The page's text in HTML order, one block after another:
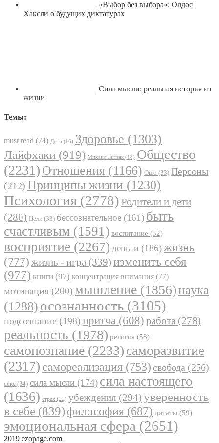
«Выбор без выбора»: Олдос
Хаксли о будущих диктатурах
Сила мысли: реальная история из
жизни
Темы:
must read (74) Дети (16) Здоровье (1303)
Лайфхаки (919) Михаил Литвак (18) Общество
(2231) Отношения (1166) Ошо (33) Персоны
(212) Принципы жизни (1230)
Психология (2778) Родители и дети
(280) Цели (33) бессознательное (161) быть
счастливым (1591) воспитание (52)
восприятие (2267) деньги (186)жизнь
(777) жизнь - игра (339) изменить себя
(977) книги (97) концентрация внимания (77)
мотивация (200) мышление (1856)наука
(1288) осознанность (3105)
подсознание (198) притча (608) работа (278)
реальность (1978) религия (58)
самопознание (2233)саморазвитие
(2317) самореализация (753) свобода (256)
секс (34) сила мысли (174) сила настоящего
(1636) страх (22) убеждения (294) уверенность
в себе (839) философия (687) цитаты (59)
эмоциональная сфера (2651)
2019 ezopage.com | |